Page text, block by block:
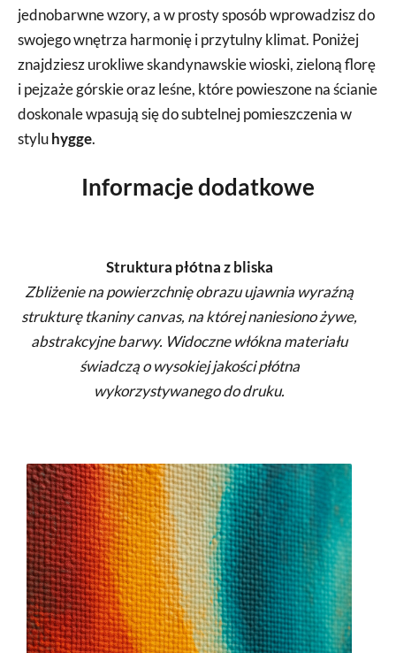
jednobarwne wzory, a w prosty sposób wprowadzisz do
swojego wnętrza harmonię i przytulny klimat. Poniżej
znajdziesz urokliwe skandynawskie wioski, zieloną florę
i pejzaże górskie oraz leśne, które powieszone na ścianie
doskonale wpasują się do subtelnej pomieszczenia w
styluhygge.
Informacje dodatkowe
Struktura płótna z bliska
Zbliżenie na powierzchnię obrazu ujawnia wyraźną
strukturę tkaniny canvas, na której naniesiono żywe,
abstrakcyjne barwy. Widoczne włókna materiału
świadczą o wysokiej jakości płótna
wykorzystywanego do druku.